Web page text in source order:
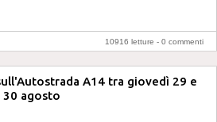
10916 letture - 0 commenti
A14 tra giovedì 29 e
agosto